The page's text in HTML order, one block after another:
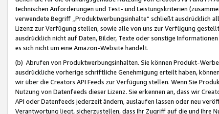
technischen Anforderungen und Test- und Leistungskriterien
verwendete Begriff „Produktwerbungsinhalte“ schließt ausdrücklich
Lizenz zur Verfügung stellen, sowie alle von uns zur Verfügung
ausdrücklich nicht auf Daten, Bilder, Texte oder sonstige
es sich nicht um eine Amazon-Website handelt.
(b) Abrufen von Produktwerbungsinhalten. Sie können Produkt-
ausdrückliche vorherige schriftliche Genehmigung erteilt haben,
wir über die Creators API Feeds zur Verfügung stellen. Wenn Sie
Nutzung von Datenfeeds dieser Lizenz. Sie erkennen an, dass wir
API oder Datenfeeds jederzeit ändern, auslaufen lassen oder neu
Verantwortung liegt, sicherzustellen, dass Ihr Zugriff auf die und Ihre